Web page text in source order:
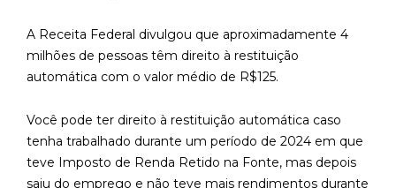
A Receita Federal divulgou que aproximadamente 4
milhões de pessoas têm direito à restituição
automática com o valor médio de R$125.
Você pode ter direito à restituição automática caso
tenha trabalhado durante um período de 2024 em que
teve Imposto de Renda Retido na Fonte, mas depois
saiu do emprego e não teve mais rendimentos durante